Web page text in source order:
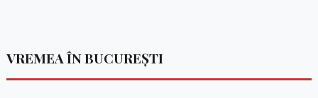
VREMEA ÎN BUCUREȘTI